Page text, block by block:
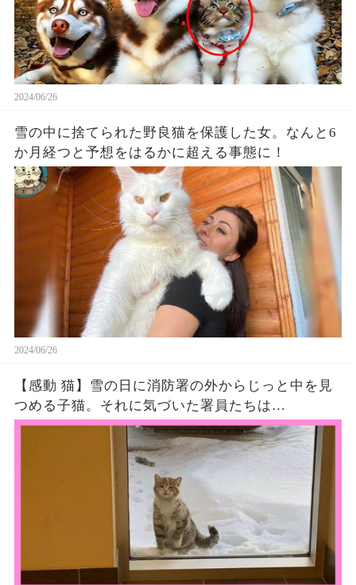
2024/06/26
雪の中に捨てられた野良猫を保護した女。なんと6
か月経つと予想をはるかに超える事態に！
2024/06/26
【感動 猫】雪の日に消防署の外からじっと中を見
つめる子猫。それに気づいた署員たちは…